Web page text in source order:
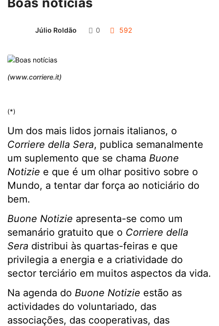
Júlio Roldão 0 592
(www.corriere.it)
(*)
Um dos mais lidos jornais italianos, o
Corriere della Sera, publica semanalmente
um suplemento que se chama Buone
Notizie e que é um olhar positivo sobre o
Mundo, a tentar dar força ao noticiário do
bem.
Buone Notizie apresenta-se como um
semanário gratuito que o Corriere della
Sera distribui às quartas-feiras e que
privilegia a energia e a criatividade do
sector terciário em muitos aspectos da vida.
Na agenda do Buone Notizie estão as
actividades do voluntariado, das
associações, das cooperativas, das